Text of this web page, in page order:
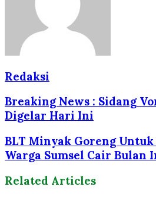
Redaksi
Breaking News : Sidang
Digelar Hari Ini
BLT Minyak Goreng
Warga Sumsel Cair Bulan
Related Articles